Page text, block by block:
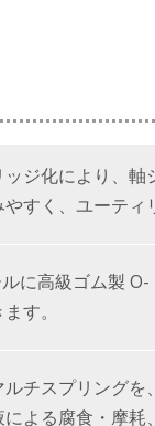
ッジ化により、軸
すく、ユーティ
に高級ゴム製
す。
チスプリングを
による腐食・摩